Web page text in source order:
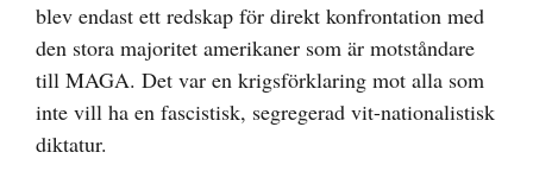
blev endast ett redskap för direkt konfrontation med
den stora majoritet amerikaner som är motståndare
till MAGA. Det var en krigsförklaring mot alla som
inte vill ha en fascistisk, segregerad vit-nationalistisk
diktatur.